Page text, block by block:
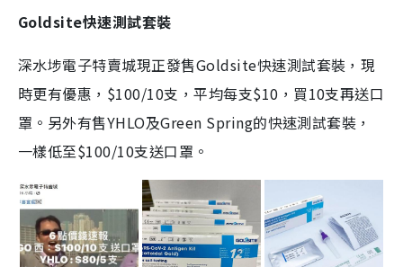
Goldsite快速測試套裝
深水埗電子特賣城現正發售Goldsite快速測試套裝，現
時更有優惠，$100/10支，平均每支$10，買10支再送口
罩。另外有售YHLO及Green Spring的快速測試套裝，
一樣低至$100/10支送口罩。